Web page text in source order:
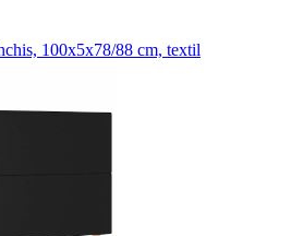
100x5x78/88 cm, textil